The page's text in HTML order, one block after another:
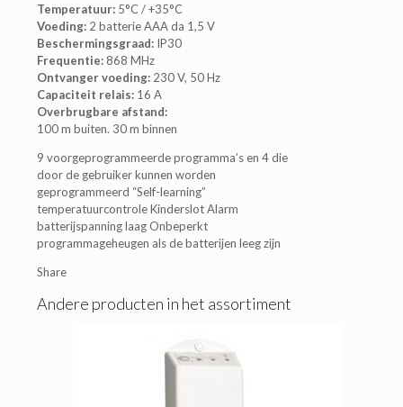
Temperatuur: 5°C / +35°C
Voeding: 2 batterie AAA da 1,5 V
Beschermingsgraad: IP30
Frequentie: 868 MHz
Ontvanger voeding: 230 V, 50 Hz
Capaciteit relais: 16 A
Overbrugbare afstand:
100 m buiten. 30 m binnen
9 voorgeprogrammeerde programma’s en 4 die
door de gebruiker kunnen worden
geprogrammeerd “Self-learning”
temperatuurcontrole Kinderslot Alarm
batterijspanning laag Onbeperkt
programmageheugen als de batterijen leeg zijn
Share
Andere producten in het assortiment